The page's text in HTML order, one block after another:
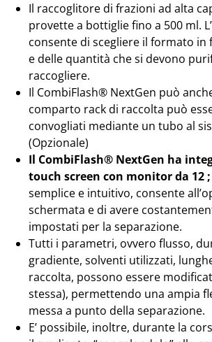
Il raccoglitore di frazioni ad alta
provette a bottiglie fino a 500 ml.
consente di scegliere il formato
e delle quantità che si devono
raccogliere.
Il CombiFlash® NextGen può
comparto rack di raccolta può
convogliati mediante un tubo al
(Opzionale)
Il CombiFlash® NextGen ha
touch screen con monitor da 12 ;
semplice e intuitivo, consente
schermata e di avere
impostati per la separazione.
Tutti i parametri, ovvero flusso,
gradiente, solventi utilizzati,
raccolta, possono essere
stessa), permettendo una ampia
messa a punto della separazione.
E’ possibile, inoltre, durante la